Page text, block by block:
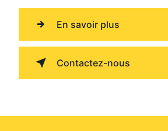
En savoir plus
Contactez-nous